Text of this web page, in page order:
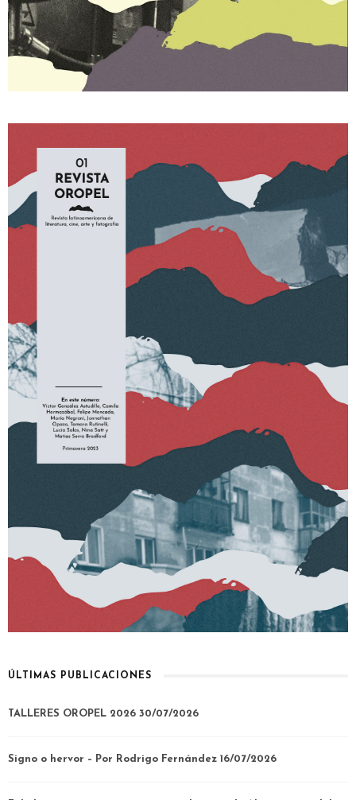
ÚLTIMAS PUBLICACIONES
TALLERES OROPEL 2026 30/07/2026
Signo o hervor – Por Rodrigo Fernández 16/07/2026